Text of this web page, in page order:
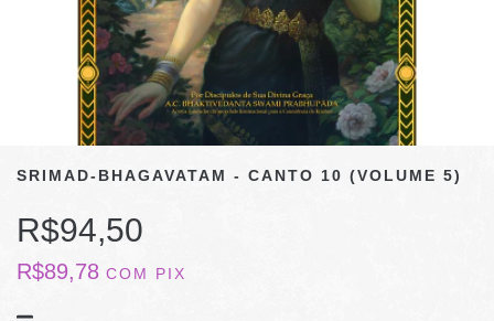
SRIMAD-BHAGAVATAM - CANTO 10 (VOLUME 5)
R$94,50
R$89,78 COM PIX